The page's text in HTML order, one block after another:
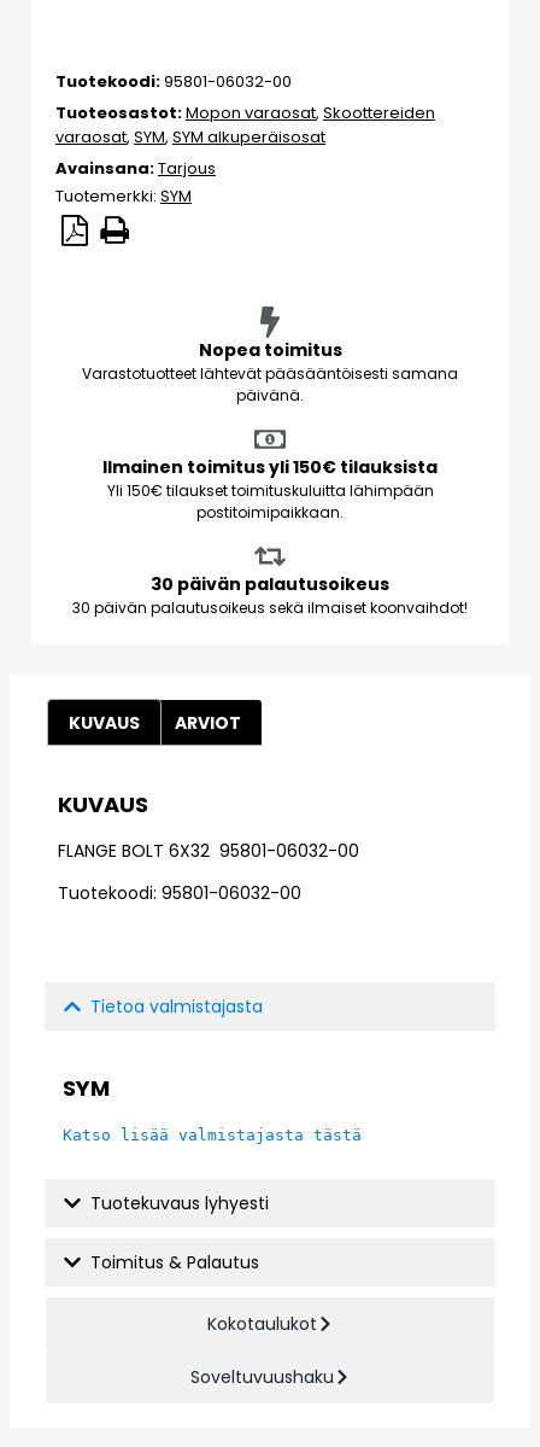
Tuotekoodi:95801-06032-00
Tuoteosastot:Mopon varaosat, Skoottereiden
varaosat, SYM, SYM alkuperäisosat
Avainsana:Tarjous
Tuotemerkki: SYM
Nopea toimitus
Varastotuotteet lähtevät pääsääntöisesti samana
päivänä.
Ilmainen toimitus yli 150€ tilauksista
Yli 150€ tilaukset toimituskuluitta lähimpään
postitoimipaikkaan.
30 päivän palautusoikeus
30 päivän palautusoikeus sekä ilmaiset koonvaihdot!
KUVAUS ARVIOT
KUVAUS
FLANGE BOLT 6X32 95801-06032-00
Tuotekoodi: 95801-06032-00
Tietoa valmistajasta
SYM
Katso lisää valmistajasta tästä
Tuotekuvaus lyhyesti
Toimitus & Palautus
Kokotaulukot
Soveltuvuushaku